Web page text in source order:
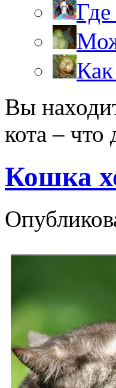
Вы
кота – что
Кошка